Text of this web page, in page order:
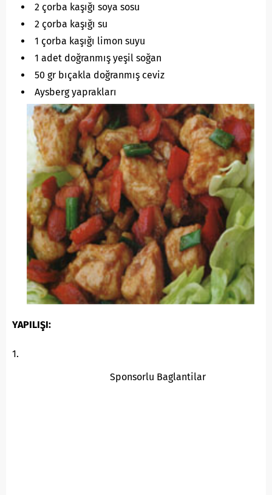
2 çorba kaşığı soya sosu
2 çorba kaşığı su
1 çorba kaşığı limon suyu
1 adet doğranmış yeşil soğan
50 gr bıçakla doğranmış ceviz
Aysberg yaprakları
YAPILIŞI:
Sponsorlu Baglantilar
1.